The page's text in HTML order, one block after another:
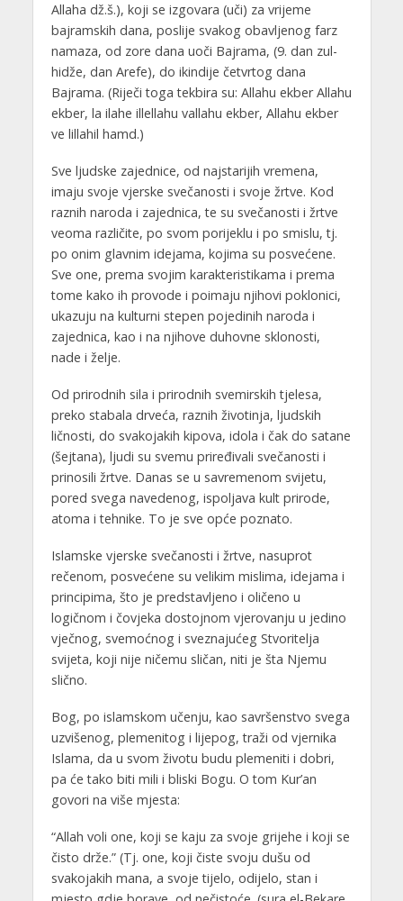
Allaha dž.š.), koji se izgovara (uči) za vrijeme
bajramskih dana, poslije svakog obavljenog farz
namaza, od zore dana uoči Bajrama, (9. dan zul-
hidže, dan Arefe), do ikindije četvrtog dana
Bajrama. (Riječi toga tekbira su: Allahu ekber Allahu
ekber, la ilahe illellahu vallahu ekber, Allahu ekber
ve lillahil hamd.)
Sve ljudske zajednice, od najstarijih vremena,
imaju svoje vjerske svečanosti i svoje žrtve. Kod
raznih naroda i zajednica, te su svečanosti i žrtve
veoma različite, po svom porijeklu i po smislu, tj.
po onim glavnim idejama, kojima su posvećene.
Sve one, prema svojim karakteristikama i prema
tome kako ih provode i poimaju njihovi poklonici,
ukazuju na kulturni stepen pojedinih naroda i
zajednica, kao i na njihove duhovne sklonosti,
nade i želje.
Od prirodnih sila i prirodnih svemirskih tjelesa,
preko stabala drveća, raznih životinja, ljudskih
ličnosti, do svakojakih kipova, idola i čak do satane
(šejtana), ljudi su svemu priređivali svečanosti i
prinosili žrtve. Danas se u savremenom svijetu,
pored svega navedenog, ispoljava kult prirode,
atoma i tehnike. To je sve opće poznato.
Islamske vjerske svečanosti i žrtve, nasuprot
rečenom, posvećene su velikim mislima, idejama i
principima, što je predstavljeno i oličeno u
logičnom i čovjeka dostojnom vjerovanju u jedino
vječnog, svemoćnog i sveznajućeg Stvoritelja
svijeta, koji nije ničemu sličan, niti je šta Njemu
slično.
Bog, po islamskom učenju, kao savršenstvo svega
uzvišenog, plemenitog i lijepog, traži od vjernika
Islama, da u svom životu budu plemeniti i dobri,
pa će tako biti mili i bliski Bogu. O tom Kur’an
govori na više mjesta:
“Allah voli one, koji se kaju za svoje grijehe i koji se
čisto drže.” (Tj. one, koji čiste svoju dušu od
svakojakih mana, a svoje tijelo, odijelo, stan i